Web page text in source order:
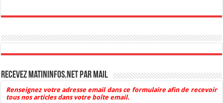
Recevez Matininfos.net par mail
Renseignez votre adresse email dans ce formulaire afin de recevoir
tous nos articles dans votre boîte email.